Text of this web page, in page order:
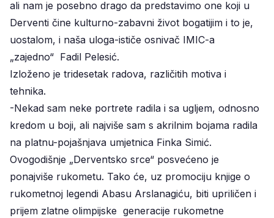
ali nam je posebno drago da predstavimo one koji u
Derventi čine kulturno-zabavni život bogatijim i to je,
uostalom, i naša uloga-ističe osnivač IMIC-a
„zajedno“ Fadil Pelesić.
Izloženo je tridesetak radova, različitih motiva i
tehnika.
-Nekad sam neke portrete radila i sa ugljem, odnosno
kredom u boji, ali najviše sam s akrilnim bojama radila
na platnu-pojašnjava umjetnica Finka Simić.
Ovogodišnje „Derventsko srce“ posvećeno je
ponajviše rukometu. Tako će, uz promociju knjige o
rukometnoj legendi Abasu Arslanagiću, biti upriličen i
prijem zlatne olimpijske generacije rukometne